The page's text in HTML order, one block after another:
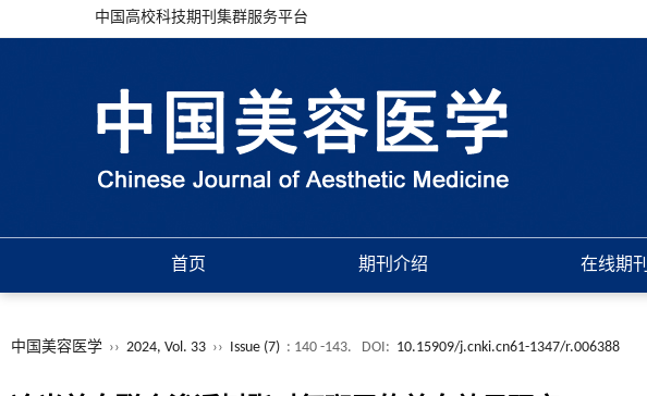
中国高校科技期刊集群服务平台
首页 期刊介绍 在线期刊
中国美容医学 ›› 2024, Vol. 33 ›› Issue (7) : 140 -143. DOI: 10.15909/j.cnki.cn61-1347/r.006388